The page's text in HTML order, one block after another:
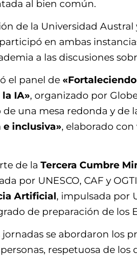
al bien común.
de la Universidad
en ambas
a las discusiones
el panel de
IA», organizado por
de una mesa redonda y
e inclusiva», elaborado
de la Tercera Cumbre
por UNESCO, CAF y
Artificial, impulsada por
de preparación de los
se abordaron los
respetuosa de